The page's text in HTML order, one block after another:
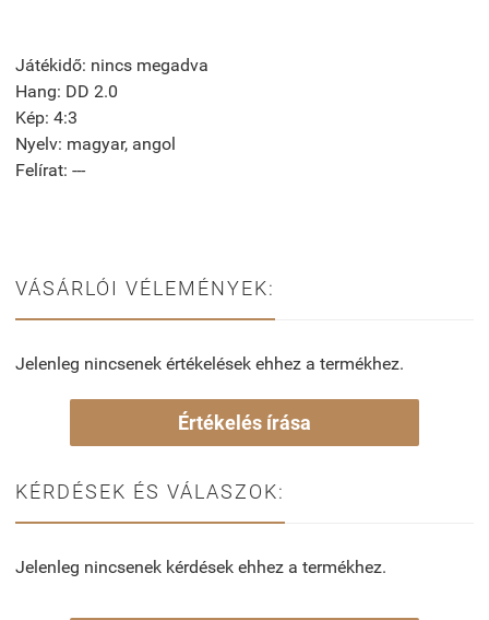
Játékidő: nincs megadva
Hang: DD 2.0
Kép: 4:3
Nyelv: magyar, angol
Felírat: ---
VÁSÁRLÓI VÉLEMÉNYEK:
Jelenleg nincsenek értékelések ehhez a termékhez.
Értékelés írása
KÉRDÉSEK ÉS VÁLASZOK:
Jelenleg nincsenek kérdések ehhez a termékhez.